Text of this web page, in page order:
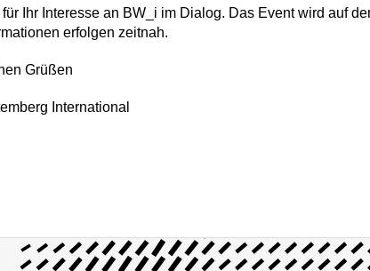
Ihr Interesse an BW_i im Dialog. Das Event wird auf
erfolgen zeitnah.
Grüßen
International